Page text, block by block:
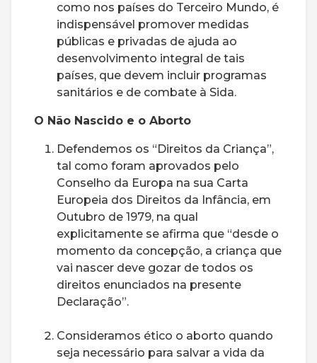
como nos países do Terceiro Mundo, é
indispensável promover medidas
públicas e privadas de ajuda ao
desenvolvimento integral de tais
países, que devem incluir programas
sanitários e de combate à Sida.
O Não Nascido e o Aborto
Defendemos os “Direitos da Criança”,
tal como foram aprovados pelo
Conselho da Europa na sua Carta
Europeia dos Direitos da Infância, em
Outubro de 1979, na qual
explicitamente se afirma que “desde o
momento da concepção, a criança que
vai nascer deve gozar de todos os
direitos enunciados na presente
Declaração”.
Consideramos ético o aborto quando
seja necessário para salvar a vida da